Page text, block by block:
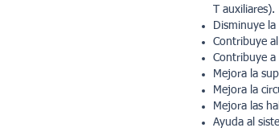
T auxiliares).
Disminuye
Contribuye
Contribuye a
Mejora la
Mejora la
Mejora las
Ayuda al